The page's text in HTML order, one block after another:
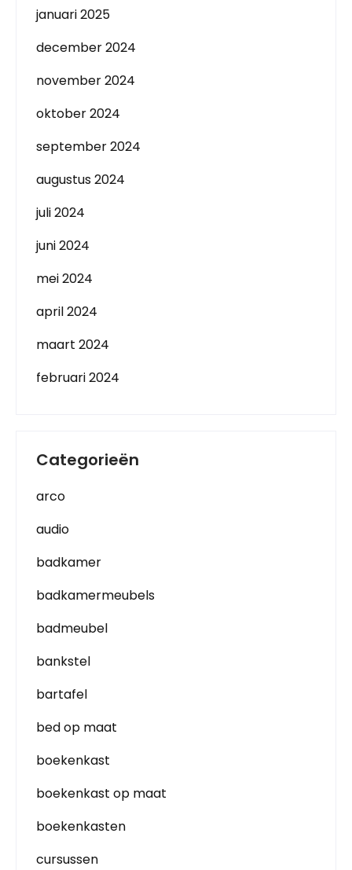
januari 2025
december 2024
november 2024
oktober 2024
september 2024
augustus 2024
juli 2024
juni 2024
mei 2024
april 2024
maart 2024
februari 2024
Categorieën
arco
audio
badkamer
badkamermeubels
badmeubel
bankstel
bartafel
bed op maat
boekenkast
boekenkast op maat
boekenkasten
cursussen